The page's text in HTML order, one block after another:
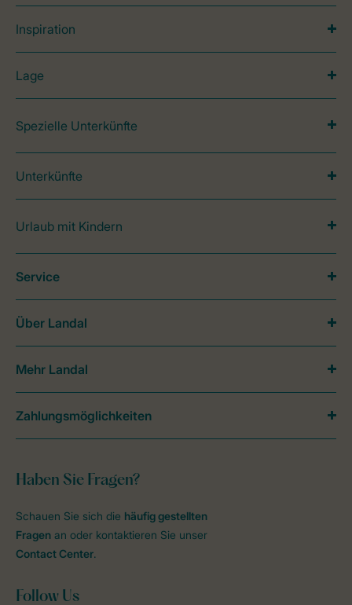
Inspiration
Lage
Spezielle Unterkünfte
Unterkünfte
Urlaub mit Kindern
Haben Sie Fragen?
Schauen Sie sich die häufig gestellten
Fragen an oder kontaktieren Sie unser
Contact Center.
Follow Us
Service
Über Landal
Mehr Landal
Zahlungsmöglichkeiten